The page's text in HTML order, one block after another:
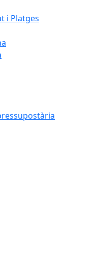
i Platges